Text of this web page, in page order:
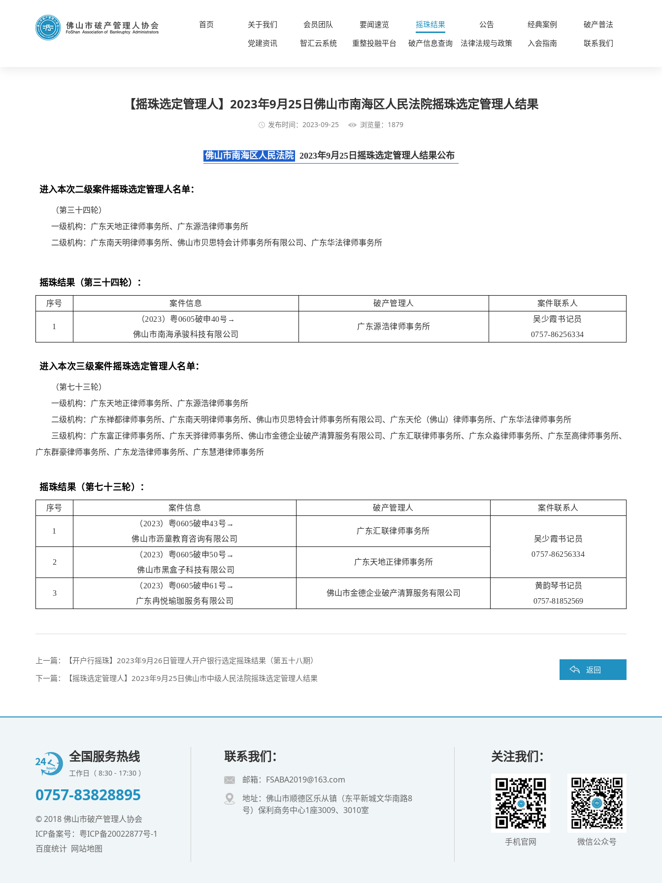
首页 关于我们 会员团队 要闻速览 摇珠结果 公告 经典案例
破产普法
党建资讯
智汇云系统 重整投融平台 破产信息查询 法律法规与政策 入会指南 联系我们
【摇珠选定管理人】2023年9月25日佛山市南海区人民法院摇珠选定管理人结果
发布时间：2023-09-25 浏览量：1879
佛山市南海区人民法院 2023年9月25日摇珠选定管理人结果公布
进入本次二级案件摇珠选定管理人名单：
（第三十四轮）
一级机构：广东天地正律师事务所、广东源浩律师事务所
二级机构：广东南天明律师事务所、佛山市贝思特会计师事务所有限公司、广东华法律师事务所
摇珠结果（第三十四轮）：
序号 案件信息 破产管理人 案件联系人
1
（2023）粤0605破申40号→
佛山市南海承骏科技有限公司
广东源浩律师事务所
吴少霞书记员
0757-86256334
进入本次三级案件摇珠选定管理人名单：
（第七十三轮）
一级机构：广东天地正律师事务所、广东源浩律师事务所
二级机构：广东禅都律师事务所、广东南天明律师事务所、佛山市贝思特会计师事务所有限公司、广东天伦（佛山）律师事务所、广东华法律师事务所
三级机构：广东富正律师事务所、广东天骅律师事务所、佛山市金德企业破产清算服务有限公司、广东汇联律师事务所、广东众淼律师事务所、广东至高律师事务所、
广东群豪律师事务所、广东龙浩律师事务所、广东慧港律师事务所
摇珠结果（第七十三轮）：
序号 案件信息 破产管理人 案件联系人
1
（2023）粤0605破申43号→
佛山市沥童教育咨询有限公司
广东汇联律师事务所
吴少霞书记员
0757-86256334
2
（2023）粤0605破申50号→
佛山市黑盒子科技有限公司
广东天地正律师事务所
3
（2023）粤0605破申61号→
广东冉悦瑜珈服务有限公司
佛山市金德企业破产清算服务有限公司
黄韵琴书记员
0757-81852569
上一篇：
【开户行摇珠】2023年9月26日管理人开户银行选定摇珠结果（第五十八期）
下一篇：
【摇珠选定管理人】2023年9月25日佛山市中级人民法院摇珠选定管理人结果
返回
全国服务热线
工作日（ 8:30 - 17:30 ）
0757-83828895
© 2018 佛山市破产管理人协会
ICP备案号： 粤ICP备20022877号-1
百度统计 网站地图
联系我们：
邮箱：FSABA2019@163.com
地址：佛山市顺德区乐从镇（东平新城文华南路8
号）保利商务中心1座3009、3010室
关注我们：
手机官网 微信公众号